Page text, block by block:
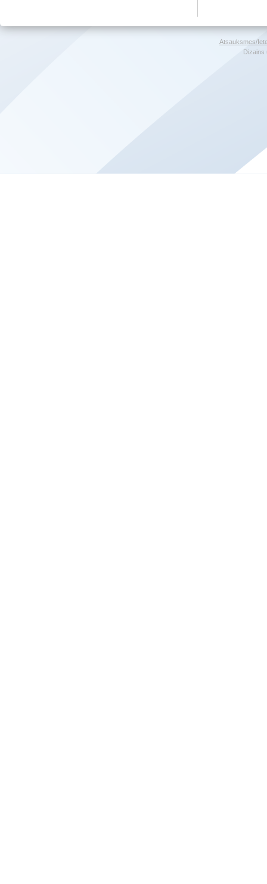
Atsauksmes/
Dizains